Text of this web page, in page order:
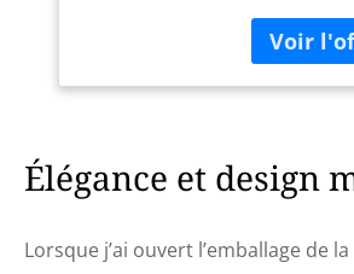
vitesses)
720 W.
variable
Élégance et design
Lorsque j’ai ouvert l’emballage de la